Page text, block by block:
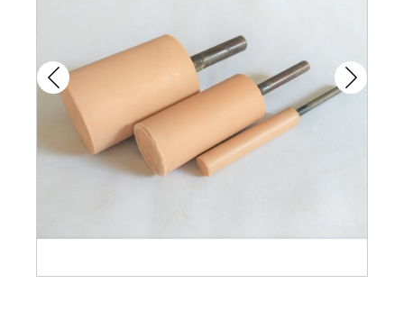
鉋刀
雕刻刀 / 鑿刀
美工刀 / 刀類
手鋸